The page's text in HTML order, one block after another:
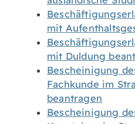
mit
mit Duldung
Bescheinigung
Fachkunde im
beantragen
Bescheinigung